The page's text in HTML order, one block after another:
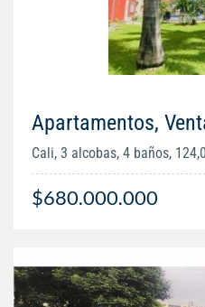
Apartamentos,
Cali, 3 alcobas, 4 baños,
$680.000.000